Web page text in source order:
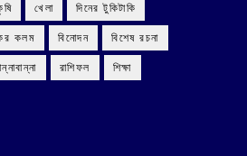
খেলা দিনের টুকিটাকি
কলম বিনোদন বিশেষ রচনা
রাশিফল শিক্ষা